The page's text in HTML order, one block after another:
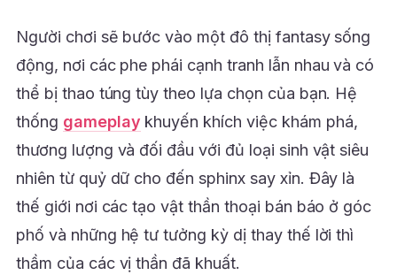
Người chơi sẽ bước vào một đô thị fantasy sống
động, nơi các phe phái cạnh tranh lẫn nhau và có
thể bị thao túng tùy theo lựa chọn của bạn. Hệ
thống gameplay khuyến khích việc khám phá,
thương lượng và đối đầu với đủ loại sinh vật siêu
nhiên từ quỷ dữ cho đến sphinx say xỉn. Đây là
thế giới nơi các tạo vật thần thoại bán báo ở góc
phố và những hệ tư tưởng kỳ dị thay thế lời thì
thầm của các vị thần đã khuất.